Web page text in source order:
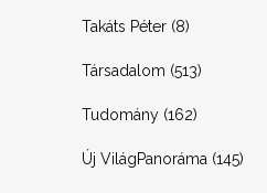
Takáts Péter (8)
Társadalom (513)
Tudomány (162)
Új VilágPanoráma (145)